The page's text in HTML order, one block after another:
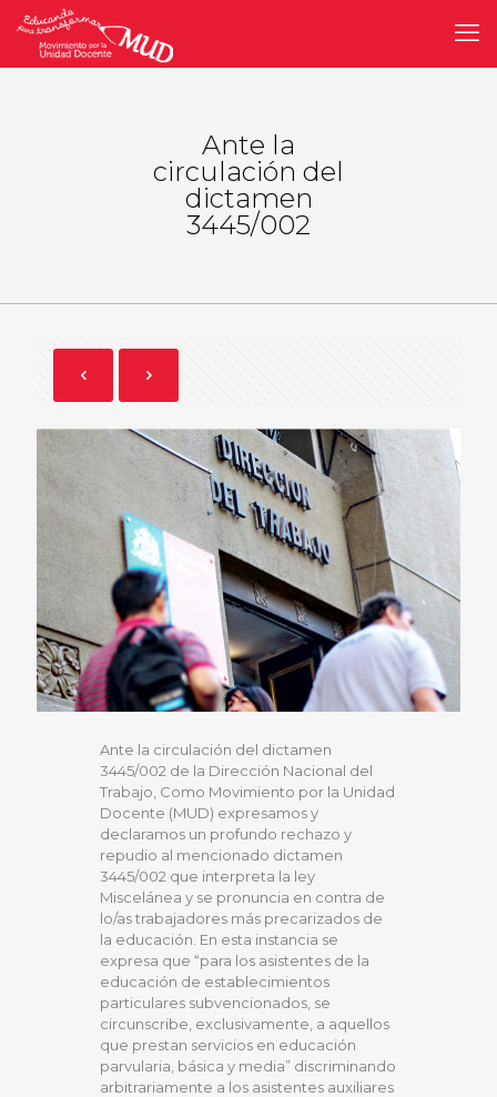
Ante la
circulación del
dictamen
3445/002
Ante la circulación del dictamen
3445/002 de la Dirección Nacional del
Trabajo, Como Movimiento por la Unidad
Docente (MUD) expresamos y
declaramos un profundo rechazo y
repudio al mencionado dictamen
3445/002 que interpreta la ley
Miscelánea y se pronuncia en contra de
lo/as trabajadores más precarizados de
la educación. En esta instancia se
expresa que “para los asistentes de la
educación de establecimientos
particulares subvencionados, se
circunscribe, exclusivamente, a aquellos
que prestan servicios en educación
parvularia, básica y media” discriminando
arbitrariamente a los asistentes auxiliares